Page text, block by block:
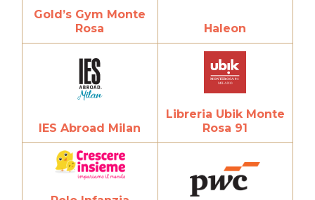
Gold’s Gym Monte
Rosa
Haleon
IES Abroad Milan
Libreria Ubik Monte
Rosa 91